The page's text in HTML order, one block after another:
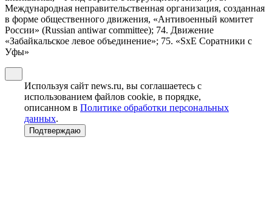
Международная неправительственная организация, созданная
в форме общественного движения, «Антивоенный комитет
России» (Russian antiwar committee); 74. Движение
«Забайкальское левое объединение»; 75. «SxE Соратники с
Уфы»
Используя сайт news.ru, вы соглашаетесь с
использованием файлов cookie, в порядке,
описанном в Политике обработки персональных
данных.
Подтверждаю